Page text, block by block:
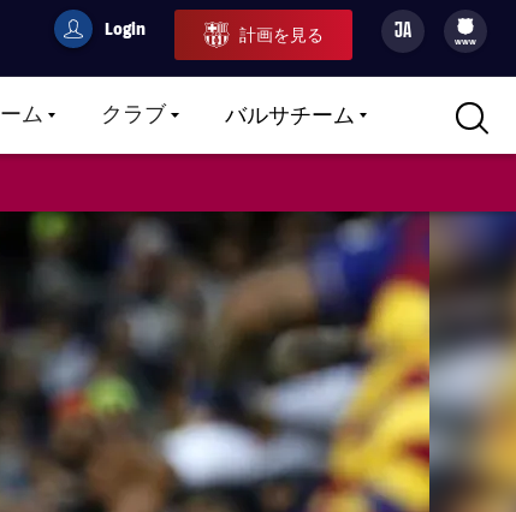
userCulers
Login 計画を見る JA
filled-badge
www
ム クラブLABEL.ARIA.CARETDOWN
バルサチームLABEL.ARIA.CARETDOWN